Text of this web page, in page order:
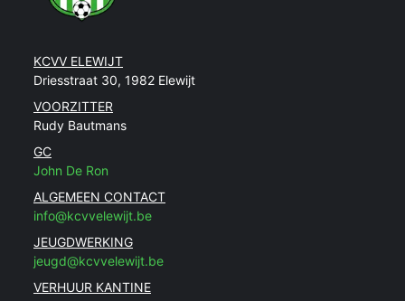
KCVV ELEWIJT
Driesstraat 30, 1982 Elewijt
VOORZITTER
Rudy Bautmans
GC
John De Ron
ALGEMEEN CONTACT
info@kcvvelewijt.be
JEUGDWERKING
jeugd@kcvvelewijt.be
VERHUUR KANTINE